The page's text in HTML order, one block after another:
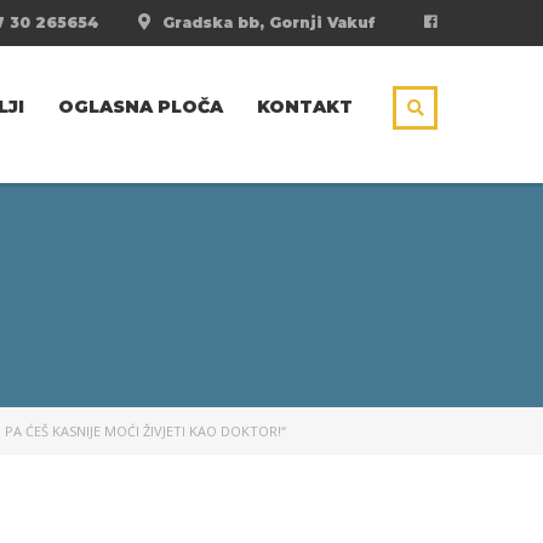
Gradska bb, Gornji Vakuf
30 265654
OGLASNA PLOČA KONTAKT
ĆEŠ KASNIJE MOĆI ŽIVJETI KAO DOKTOR!“